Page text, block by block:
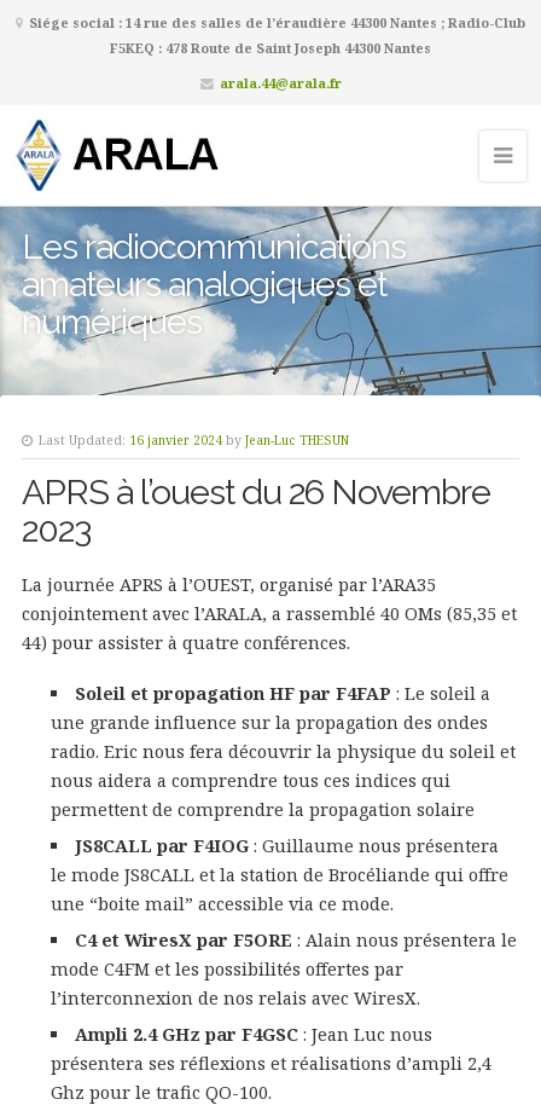
Siége social : 14 rue des salles de l’éraudière 44300 Nantes ; Radio-Club
F5KEQ : 478 Route de Saint Joseph 44300 Nantes
arala.44@arala.fr
Les radiocommunications
amateurs analogiques et
numériques
Last Updated: 16 janvier 2024 by Jean-Luc THESUN
APRS à l’ouest du 26 Novembre
2023
La journée APRS à l’OUEST, organisé par l’ARA35
conjointement avec l’ARALA, a rassemblé 40 OMs (85,35 et
44) pour assister à quatre conférences.
Soleil et propagation HF par F4FAP : Le soleil a
une grande influence sur la propagation des ondes
radio. Eric nous fera découvrir la physique du soleil et
nous aidera a comprendre tous ces indices qui
permettent de comprendre la propagation solaire
JS8CALL par F4IOG : Guillaume nous présentera
le mode JS8CALL et la station de Brocéliande qui offre
une “boite mail” accessible via ce mode.
C4 et WiresX par F5ORE : Alain nous présentera le
mode C4FM et les possibilités offertes par
l’interconnexion de nos relais avec WiresX.
Ampli 2.4 GHz par F4GSC : Jean Luc nous
présentera ses réflexions et réalisations d’ampli 2,4
Ghz pour le trafic QO-100.